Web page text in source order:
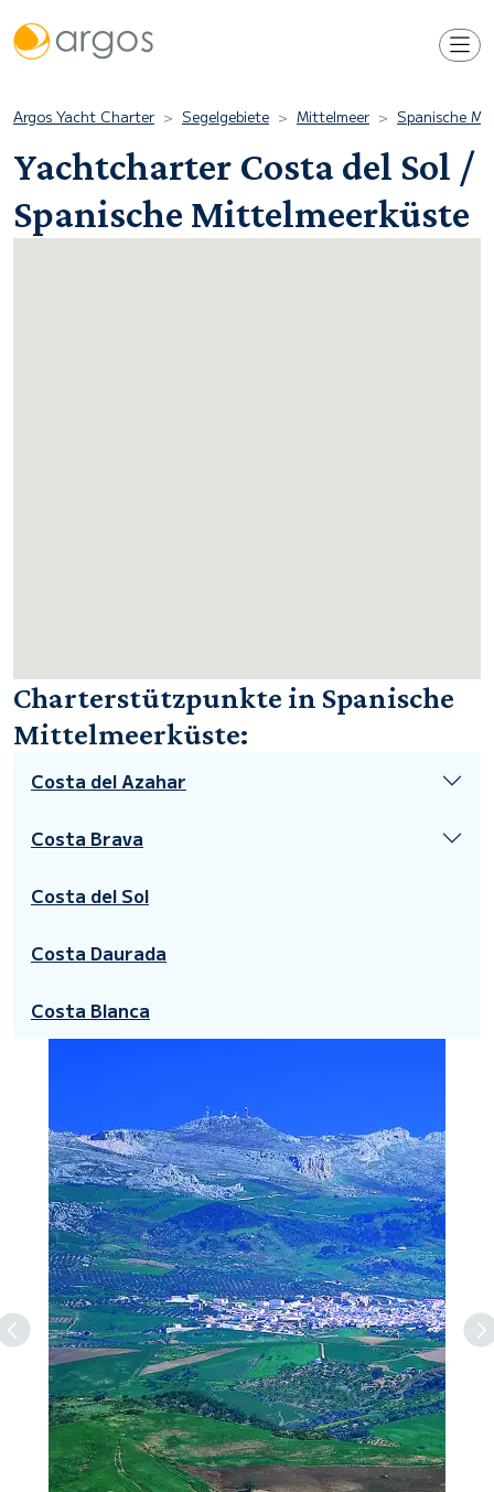
Argos Yacht Charter Segelgebiete Mittelmeer Spanische
Yachtcharter Costa del Sol /
Spanische Mittelmeerküste
Charterstützpunkte in Spanische
Mittelmeerküste:
Costa del Azahar
Costa Brava
Costa del Sol
Costa Daurada
Costa Blanca
Previous